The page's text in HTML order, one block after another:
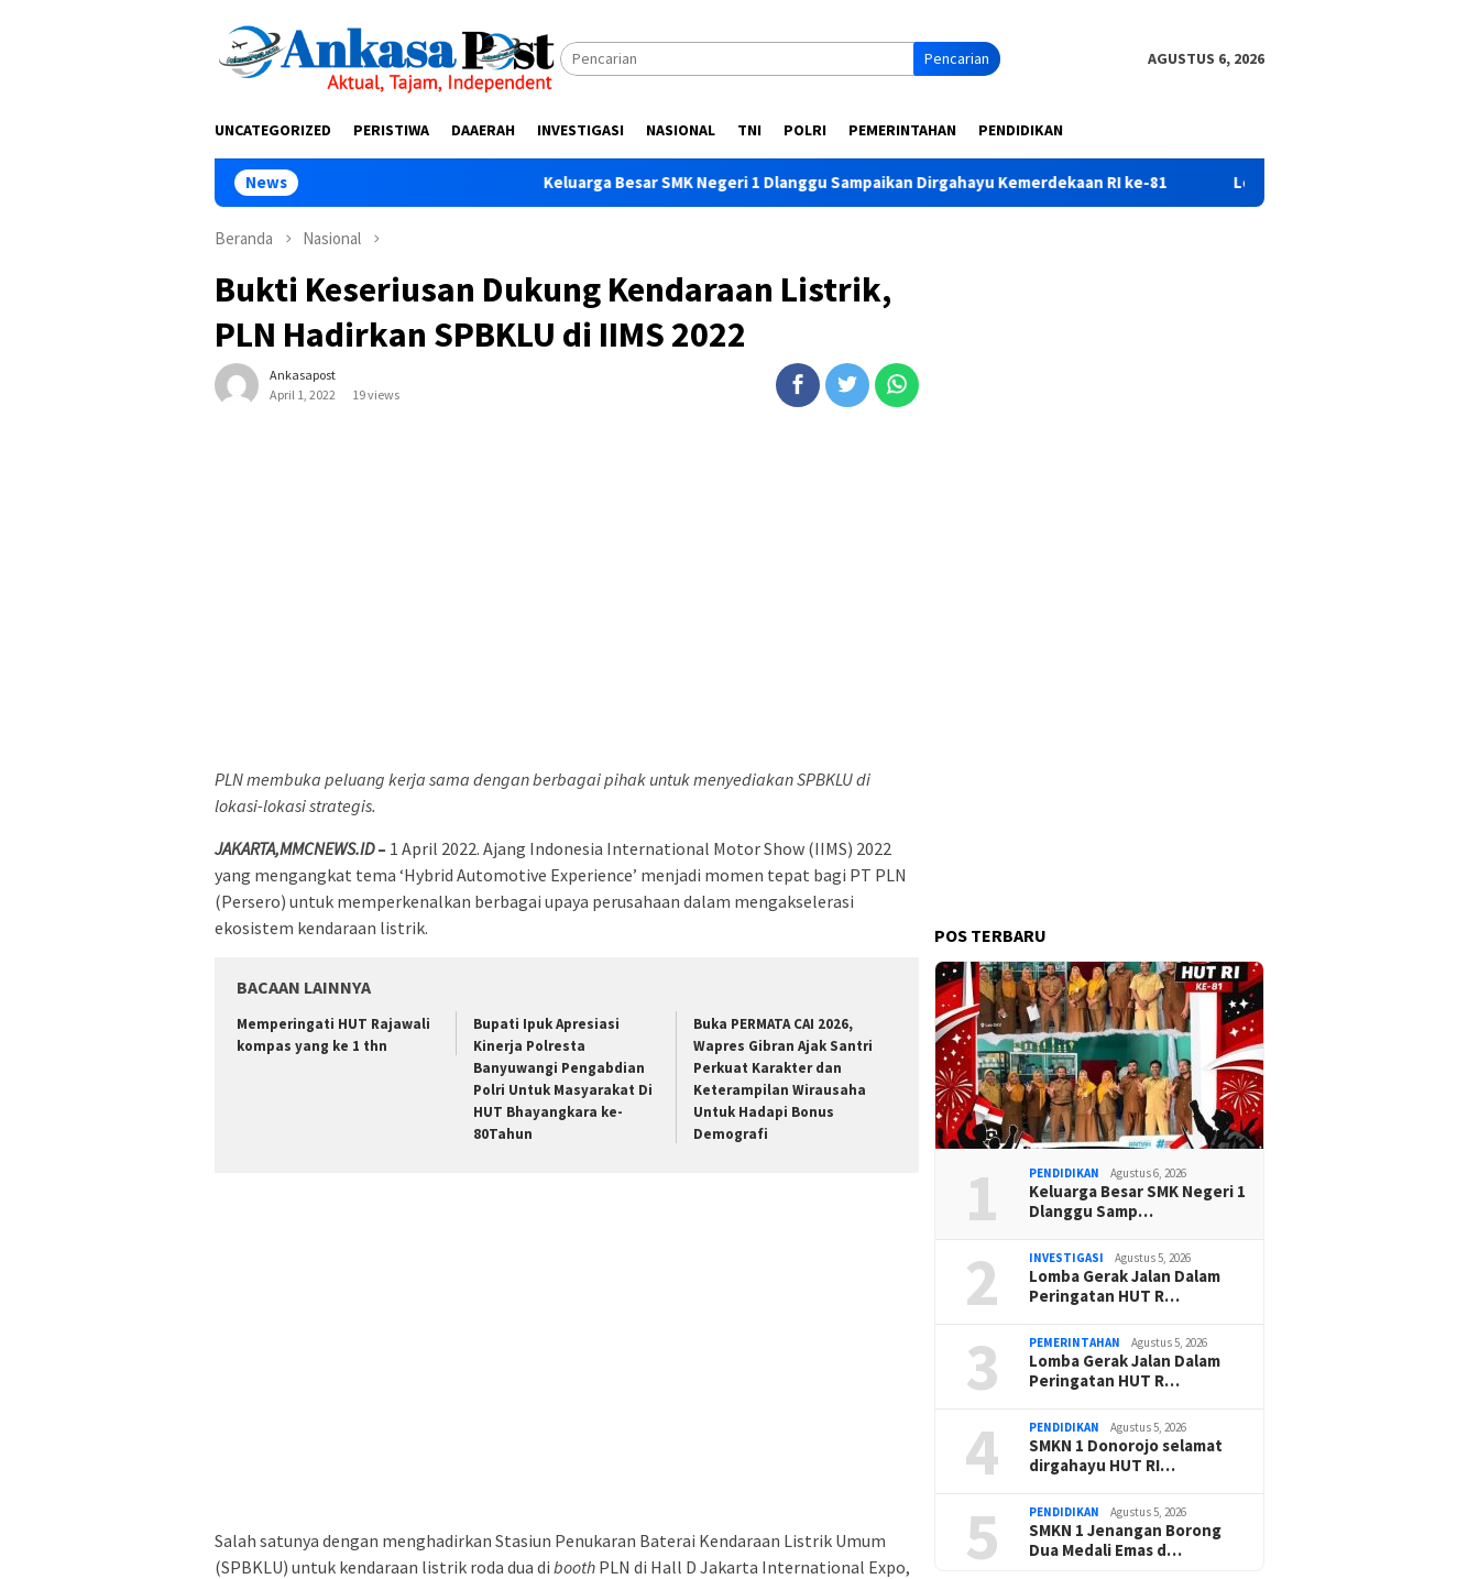
Pencarian AGUSTUS 6, 2026
UNCATEGORIZED PERISTIWA DAAERAH INVESTIGASI NASIONAL TNI POLRI PEMERINTAHAN PENDIDIKAN
News Keluarga Besar SMK Negeri 1 Dlanggu Sampaikan Dirgahayu Kemerdekaan RI ke-81 Lomba Gerak Jalan Dalam Peringatan HUT RI
Beranda Nasional
Bukti Keseriusan Dukung Kendaraan Listrik,
PLN Hadirkan SPBKLU di IIMS 2022
Ankasapost
April 1, 2022
19 views
PLN membuka peluang kerja sama dengan berbagai pihak untuk menyediakan SPBKLU di
lokasi-lokasi strategis.
JAKARTA,MMCNEWS.ID– 1 April 2022. Ajang Indonesia International Motor Show (IIMS) 2022
yang mengangkat tema ‘Hybrid Automotive Experience’ menjadi momen tepat bagi PT PLN
(Persero) untuk memperkenalkan berbagai upaya perusahaan dalam mengakselerasi
ekosistem kendaraan listrik.
BACAAN LAINNYA
Memperingati HUT Rajawali
kompas yang ke 1 thn
Bupati Ipuk Apresiasi
Kinerja Polresta
Banyuwangi Pengabdian
Polri Untuk Masyarakat Di
HUT Bhayangkara ke-
80Tahun
Buka PERMATA CAI 2026,
Wapres Gibran Ajak Santri
Perkuat Karakter dan
Keterampilan Wirausaha
Untuk Hadapi Bonus
Demografi
Salah satunya dengan menghadirkan Stasiun Penukaran Baterai Kendaraan Listrik Umum
(SPBKLU) untuk kendaraan listrik roda dua di booth PLN di Hall D Jakarta International Expo,
POS TERBARU
1 PENDIDIKAN Agustus 6, 2026
Keluarga Besar SMK Negeri 1
Dlanggu Samp…
2 INVESTIGASI Agustus 5, 2026
Lomba Gerak Jalan Dalam
Peringatan HUT R…
3 PEMERINTAHAN Agustus 5, 2026
Lomba Gerak Jalan Dalam
Peringatan HUT R…
4 PENDIDIKAN Agustus 5, 2026
SMKN 1 Donorojo selamat
dirgahayu HUT RI…
5 PENDIDIKAN Agustus 5, 2026
SMKN 1 Jenangan Borong
Dua Medali Emas d…